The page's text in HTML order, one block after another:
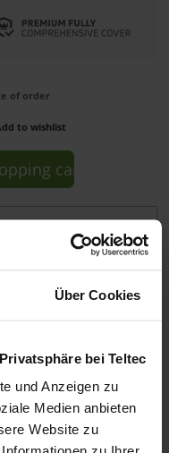
Über Cookies
bei Teltec
und Anzeigen zu
Medien anbieten
Website zu
of order
to wishlist
cart
Innovation von Zoom